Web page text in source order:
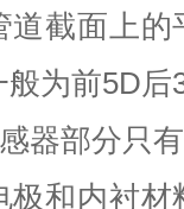
道截面上
为前5D后
部分只有
极和内衬